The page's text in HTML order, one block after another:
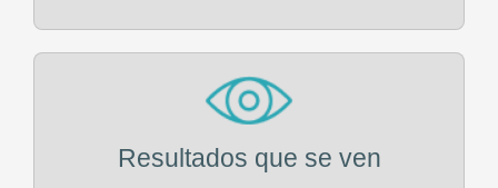
Resultados que se ven